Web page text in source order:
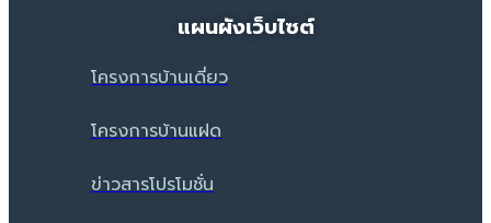
แผนผังเว็บไซต์
โครงการบ้านเดี่ยว
โครงการบ้านแฝด
ข่าวสารโปรโมชั่น